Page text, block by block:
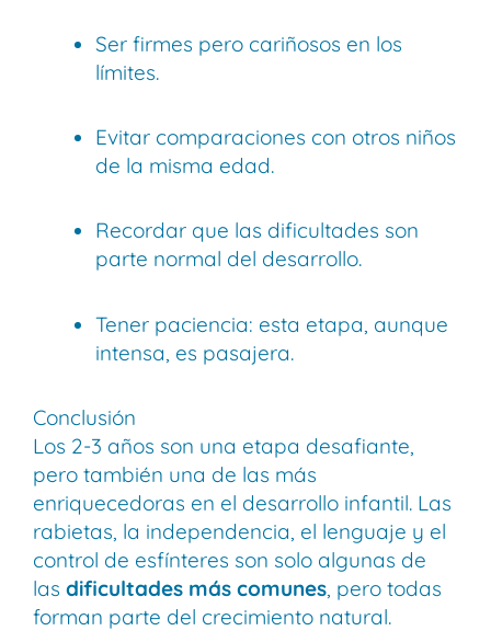
Ser firmes pero cariñosos en los
límites.
Evitar comparaciones con otros niños
de la misma edad.
Recordar que las dificultades son
parte normal del desarrollo.
Tener paciencia: esta etapa, aunque
intensa, es pasajera.
Conclusión
Los 2-3 años son una etapa desafiante,
pero también una de las más
enriquecedoras en el desarrollo infantil. Las
rabietas, la independencia, el lenguaje y el
control de esfínteres son solo algunas de
las dificultades más comunes, pero todas
forman parte del crecimiento natural.